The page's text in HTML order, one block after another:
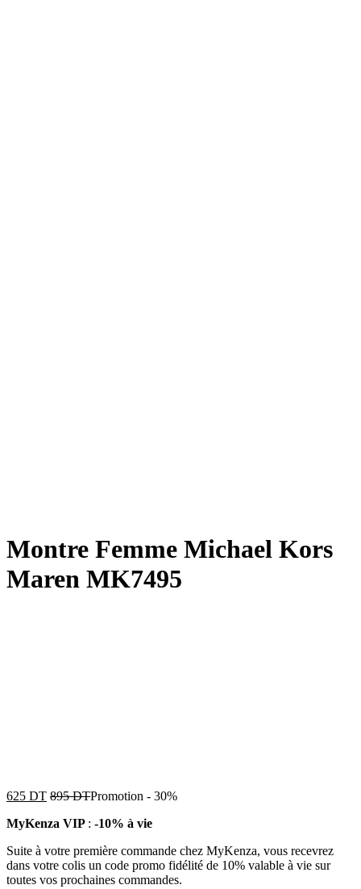
Montre Femme Michael Kors
Maren MK7495
625 DT 895DTPromotion - 30%
MyKenza VIP : -10% à vie
Suite à votre première commande chez MyKenza, vous recevrez
dans votre colis un code promo fidélité de 10% valable à vie sur
toutes vos prochaines commandes.